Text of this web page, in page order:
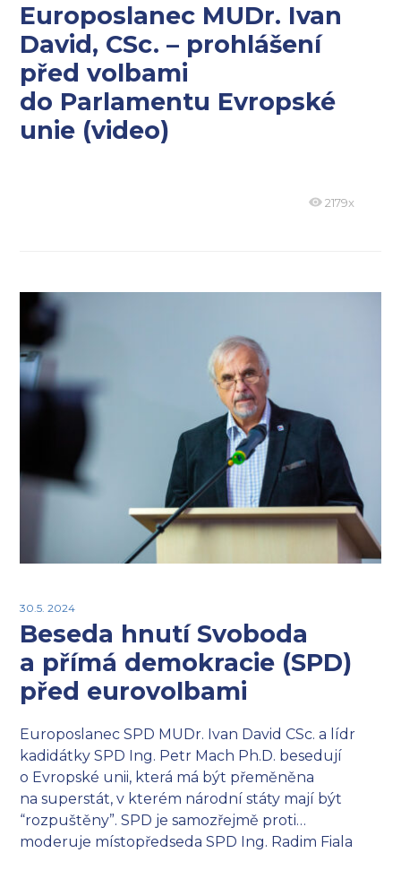
Europoslanec MUDr. Ivan
David, CSc. – prohlášení
před volbami
do Parlamentu Evropské
unie (video)
2179x
30.5. 2024
Beseda hnutí Svoboda
a přímá demokracie (SPD)
před eurovolbami
Europoslanec SPD MUDr. Ivan David CSc. a lídr
kadidátky SPD Ing. Petr Mach Ph.D. besedují
o Evropské unii, která má být přeměněna
na superstát, v kterém národní státy mají být
“rozpuštěny”. SPD je samozřejmě proti…
moderuje místopředseda SPD Ing. Radim Fiala